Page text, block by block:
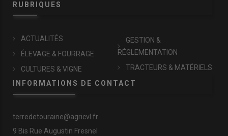
RUBRIQUES
ACTUALITÉS
ÉLEVAGE & FOURRAGE
CULTURES & VIGNE
GESTION &
RÉGLEMENTATION
TRACTEURS & MATÉRIELS
INFORMATIONS DE CONTACT
terredetouraine@agricvl.fr
9 Bis Rue Augustin Fresnel